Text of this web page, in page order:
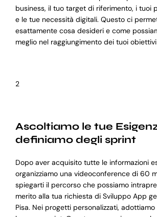
business, il tuo target di riferimento, i tuoi
e le tue necessità digitali. Questo ci
esattamente cosa desideri e come
meglio nel raggiungimento dei tuoi
2
Ascoltiamo le tue
definiamo degli sprint
Dopo aver acquisito tutte le informazioni
organizziamo una videoconference di 60
spiegarti il percorso che possiamo
merito alla tua richiesta di Sviluppo App
Pisa. Nei progetti personalizzati,